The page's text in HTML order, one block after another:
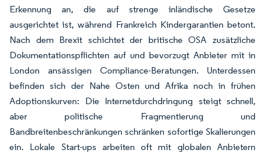
Erkennung an, die auf strenge inländische Gesetze
ausgerichtet ist, während Frankreich Kindergarantien betont.
Nach dem Brexit schichtet der britische OSA zusätzliche
Dokumentationspflichten auf und bevorzugt Anbieter mit in
London ansässigen Compliance-Beratungen. Unterdessen
befinden sich der Nahe Osten und Afrika noch in frühen
Adoptionskurven: Die Internetdurchdringung steigt schnell,
aber politische Fragmentierung und
Bandbreitenbeschränkungen schränken sofortige Skalierungen
ein. Lokale Start-ups arbeiten oft mit globalen Anbietern